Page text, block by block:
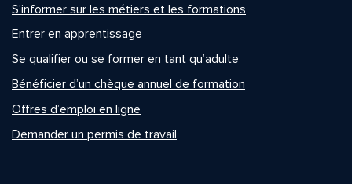
S’informer sur les métiers et les formations
Entrer en apprentissage
Se qualifier ou se former en tant qu’adulte
Bénéficier d’un chèque annuel de formation
Offres d’emploi en ligne
Demander un permis de travail